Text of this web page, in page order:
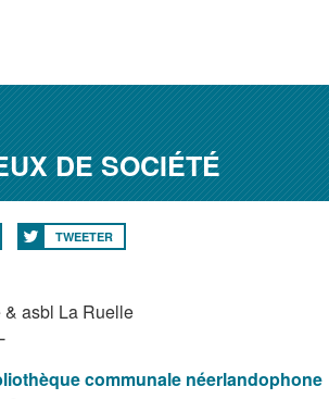
DE SOCIÉTÉ
TWEETER
asbl La Ruelle
communale néerlandophone